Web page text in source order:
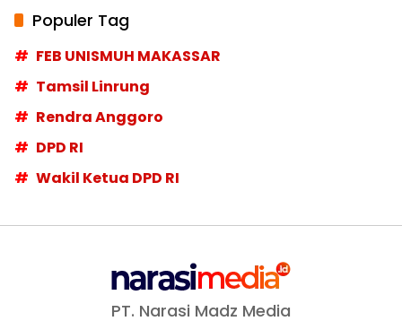
Populer Tag
FEB UNISMUH MAKASSAR
Tamsil Linrung
Rendra Anggoro
DPD RI
Wakil Ketua DPD RI
PT. Narasi Madz Media